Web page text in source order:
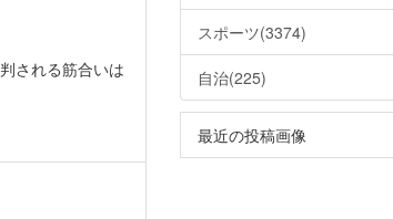
される筋合いは
スポーツ(3374)
自治(225)
最近の投稿画像